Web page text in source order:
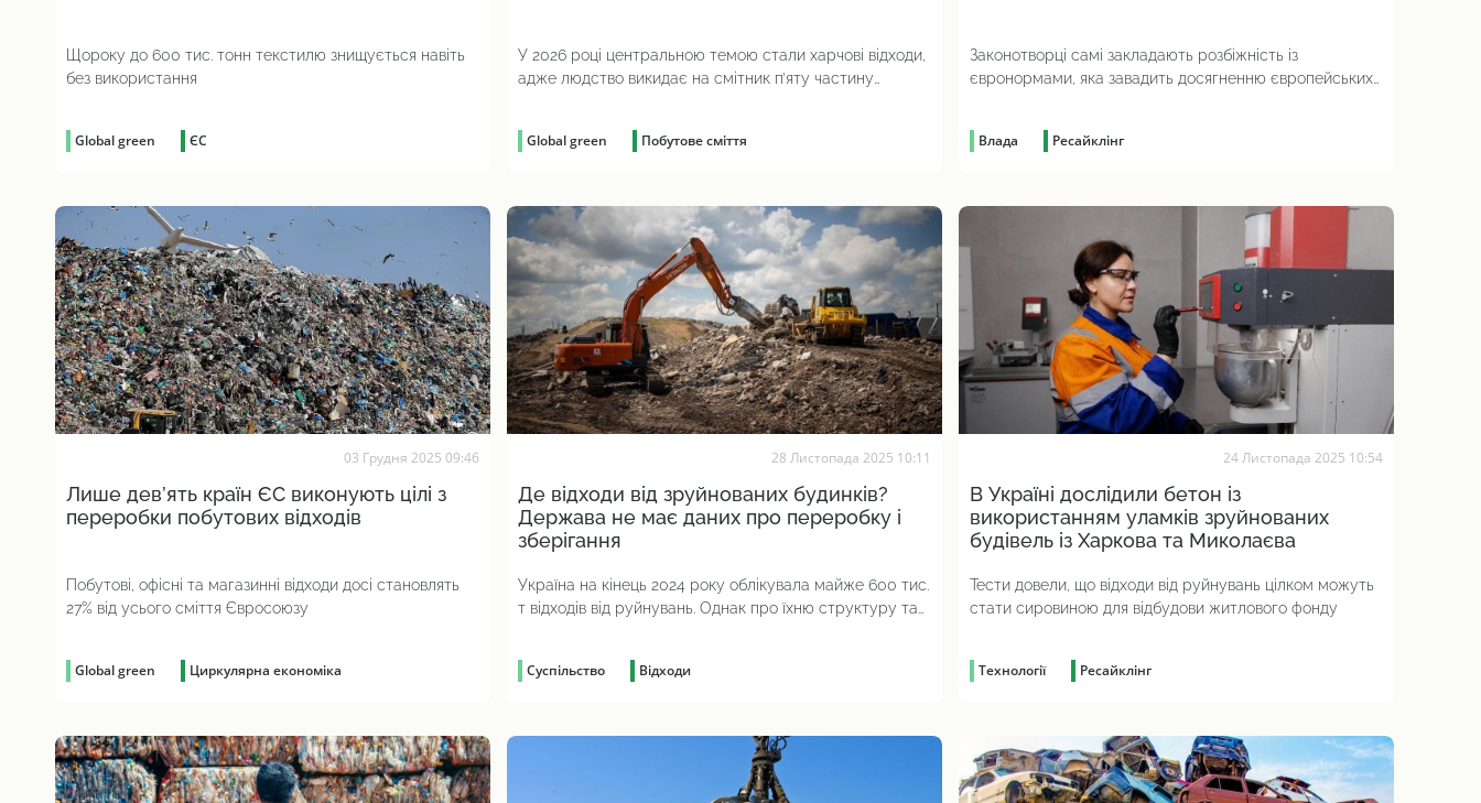
Щороку до 600 тис. тонн текстилю знищується навіть
без використання
Global green ЄС
У 2026 році центральною темою стали харчові відходи,
адже людство викидає на смітник п’яту частину
Global green Побутове сміття
Законотворці самі закладають розбіжність із
євронормами, яка завадить досягненню європейських
Влада Ресайклінг
03 Грудня 2025 09:46
Лише дев’ять країн ЄС виконують цілі з
переробки побутових відходів
Побутові, офісні та магазинні відходи досі становлять
27% від усього сміття Євросоюзу
Global green Циркулярна економіка
28 Листопада 2025 10:11
Де відходи від зруйнованих будинків?
Держава не має даних про переробку і
зберігання
Україна на кінець 2024 року облікувала майже 600 тис.
т відходів від руйнувань. Однак про їхню структуру та
Суспільство Відходи
24 Листопада 2025 10:54
В Україні дослідили бетон із
використанням уламків зруйнованих
будівель із Харкова та Миколаєва
Тести довели, що відходи від руйнувань цілком можуть
стати сировиною для відбудови житлового фонду
Технології Ресайклінг